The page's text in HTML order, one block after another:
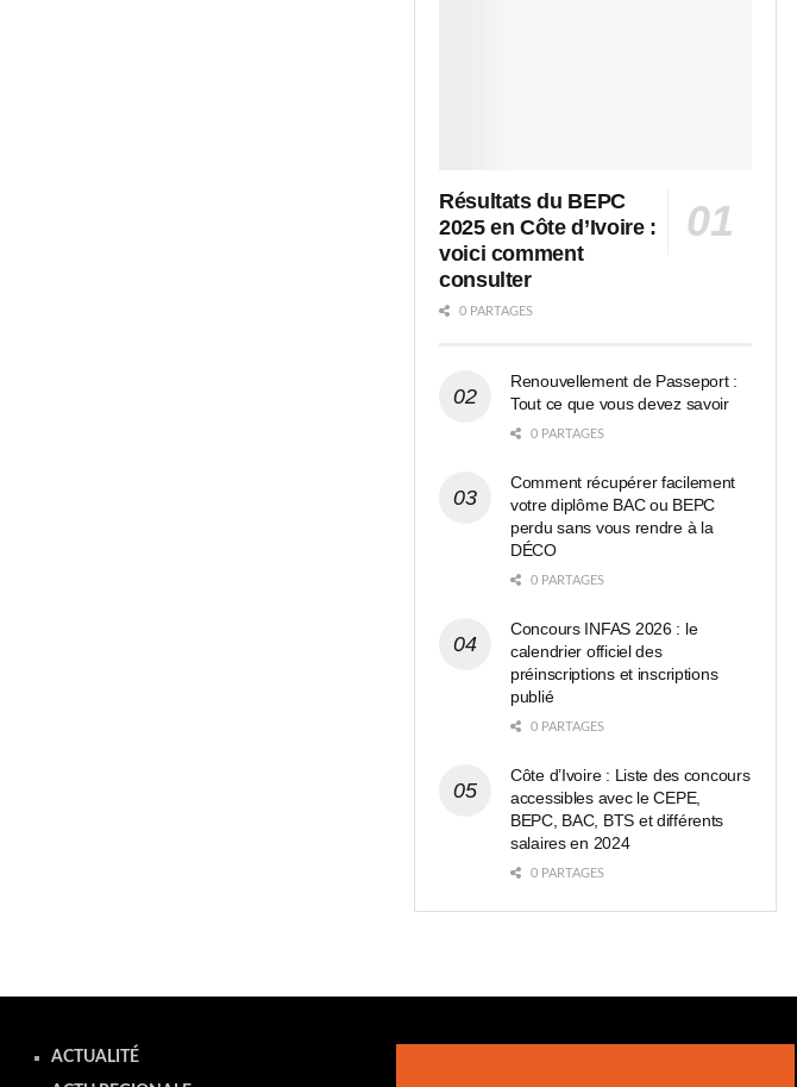
Résultats du BEPC
2025 en Côte d’Ivoire :
voici comment
consulter
0 PARTAGES
Renouvellement de Passeport :
Tout ce que vous devez savoir
0 PARTAGES
Comment récupérer facilement
votre diplôme BAC ou BEPC
perdu sans vous rendre à la
DÉCO
0 PARTAGES
Concours INFAS 2026 : le
calendrier officiel des
préinscriptions et inscriptions
publié
0 PARTAGES
Côte d’Ivoire : Liste des concours
accessibles avec le CEPE,
BEPC, BAC, BTS et différents
salaires en 2024
0 PARTAGES
ACTUALITÉ